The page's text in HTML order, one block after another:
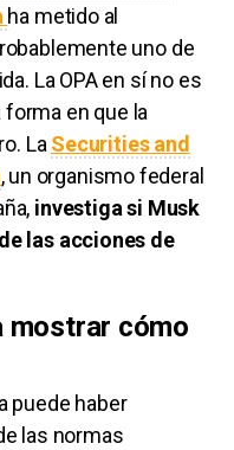
ha metido al
uno de
La OPA en sí no es
en que la
La Securities and
, un organismo federal
investiga si Musk
las acciones de
mostrar cómo
puede haber
las normas